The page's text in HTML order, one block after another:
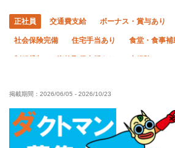
正社員 交通費支給 ボーナス・賞与あり
社会保険完備 住宅手当あり 食堂・食事補
60代以上活躍中 残業月20時間以下
土日休み 完全週休二日制 夏季休暇 年
車・バイク通勤OK 転勤なし
掲載期間： 2026/06/05 - 2026/10/23